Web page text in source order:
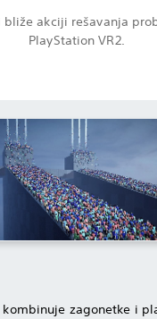
akciji rešavanja
PlayStation VR2.
zagonetke i